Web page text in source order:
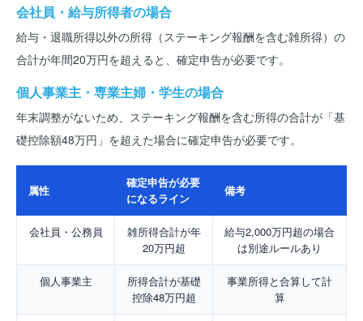
会社員・給与所得者の場合
給与・退職所得以外の所得（ステーキング報酬を含む雑所得）の
合計が年間20万円を超えると、確定申告が必要です。
個人事業主・専業主婦・学生の場合
年末調整がないため、ステーキング報酬を含む所得の合計が「基
礎控除額48万円」を超えた場合に確定申告が必要です。
属性
確定申告が必要
になるライン
備考
会社員・公務員
雑所得合計が年
20万円超
給与2,000万円超の場合
は別途ルールあり
個人事業主
所得合計が基礎
控除48万円超
事業所得と合算して計
算